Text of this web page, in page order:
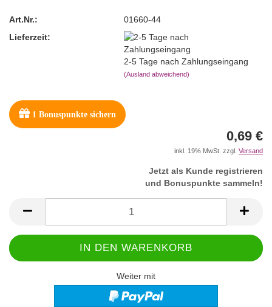
Art.Nr.:
01660-44
Lieferzeit:
2-5 Tage nach Zahlungseingang
(Ausland abweichend)
1 Bonuspunkte sichern
0,69 €
inkl. 19% MwSt. zzgl. Versand
Jetzt als Kunde registrieren
und Bonuspunkte sammeln!
Weiter mit